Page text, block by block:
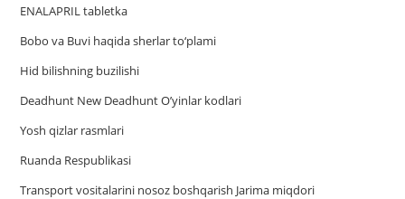
ENALAPRIL tabletka
Bobo va Buvi haqida sherlar to‘plami
Hid bilishning buzilishi
Deadhunt New Deadhunt O’yinlar kodlari
Yosh qizlar rasmlari
Ruanda Respublikasi
Trаnsport vositаlаrini nosoz boshqаrish Jаrimа miqdori